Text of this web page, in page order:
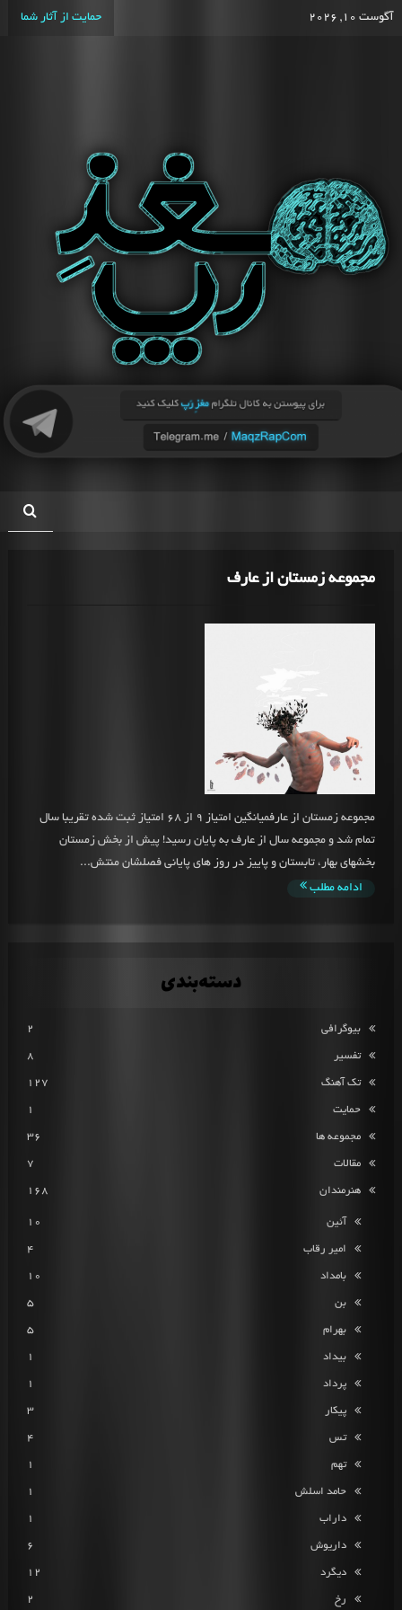
آگوست 10, 2026 حمایت از آثار شما
مجموعه زمستان از عارف
مجموعه زمستان از عارفمیانگین امتیاز 9 از 68 امتیاز ثبت شده تقریبا سال
تمام شد و مجموعه سال از عارف به پایان رسید! پیش از بخش زمستان
بخشهای بهار، تابستان و پاییز در روز های پایانی فصلشان منتش...
ادامه مطلب
دسته‌بندی
بیوگرافی 2
تفسیر 8
تک آهنگ 127
حمایت 1
مجموعه ها 36
مقالات 7
هنرمندان 168
آئین 10
امیر رقاب 4
بامداد 10
بن 5
بهرام 5
بیداد 1
پرداد 1
پیکار 3
تس 4
تهم 1
حامد اسلش 1
داراب 1
داریوش 6
دیگرد 12
رخ 2